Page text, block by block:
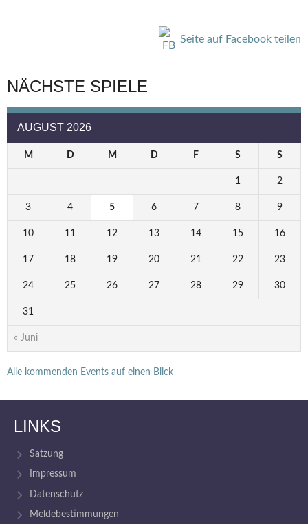
Seite auf Facebook teilen
NÄCHSTE SPIELE
AUGUST 2026
M D M D F S S
« Juni
1 2
3 4 5 6 7 8 9
10 11 12 13 14 15 16
17 18 19 20 21 22 23
24 25 26 27 28 29 30
31
Alle kommenden Events auf einen Blick
LINKS
Satzung
Impressum
Datenschutz
Meldebestimmungen